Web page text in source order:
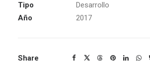
Tipo
Desarrollo
Año
2017
Share